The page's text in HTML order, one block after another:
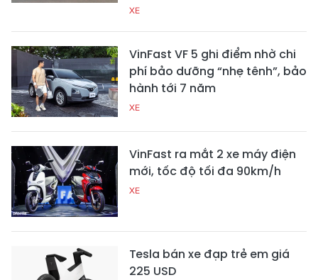
XE
VinFast VF 5 ghi điểm nhờ chi
phí bảo dưỡng “nhẹ tênh”, bảo
hành tới 7 năm
XE
VinFast ra mắt 2 xe máy điện
mới, tốc độ tối đa 90km/h
XE
Tesla bán xe đạp trẻ em giá
225 USD